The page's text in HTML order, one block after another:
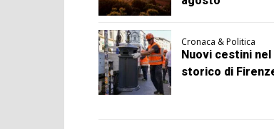
Cronaca & Politica
Nuovi cestini
storico di